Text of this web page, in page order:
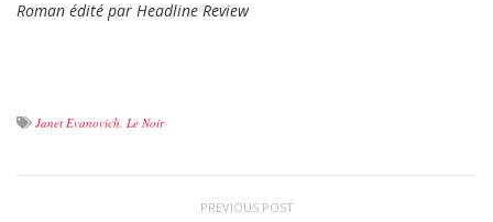
Roman édité par Headline Review
Janet Evanovich, Le Noir
PREVIOUS POST